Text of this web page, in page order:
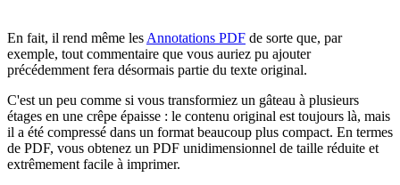
En fait, il rend même les Annotations PDF de sorte que, par
exemple, tout commentaire que vous auriez pu ajouter
précédemment fera désormais partie du texte original.
C'est un peu comme si vous transformiez un gâteau à plusieurs
étages en une crêpe épaisse : le contenu original est toujours là, mais
il a été compressé dans un format beaucoup plus compact. En termes
de PDF, vous obtenez un PDF unidimensionnel de taille réduite et
extrêmement facile à imprimer.